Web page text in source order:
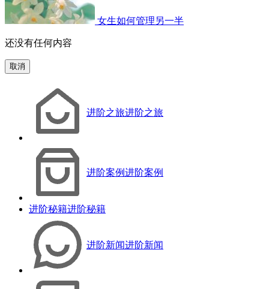
女生如何管理另一半
还没有任何内容
取消
进阶之旅进阶之旅
进阶案例进阶案例
进阶秘籍进阶秘籍
进阶新闻进阶新闻